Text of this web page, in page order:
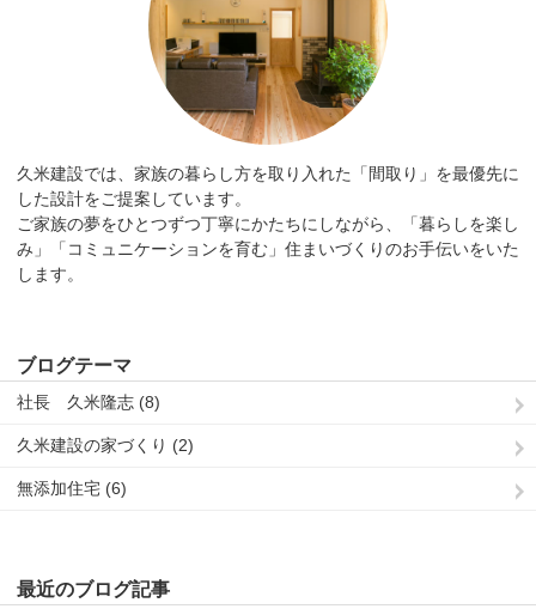
久米建設では、家族の暮らし方を取り入れた「間取り」を最優先に
した設計をご提案しています。
ご家族の夢をひとつずつ丁寧にかたちにしながら、「暮らしを楽し
み」「コミュニケーションを育む」住まいづくりのお手伝いをいた
します。
ブログテーマ
社長 久米隆志 (8)
久米建設の家づくり (2)
無添加住宅 (6)
最近のブログ記事